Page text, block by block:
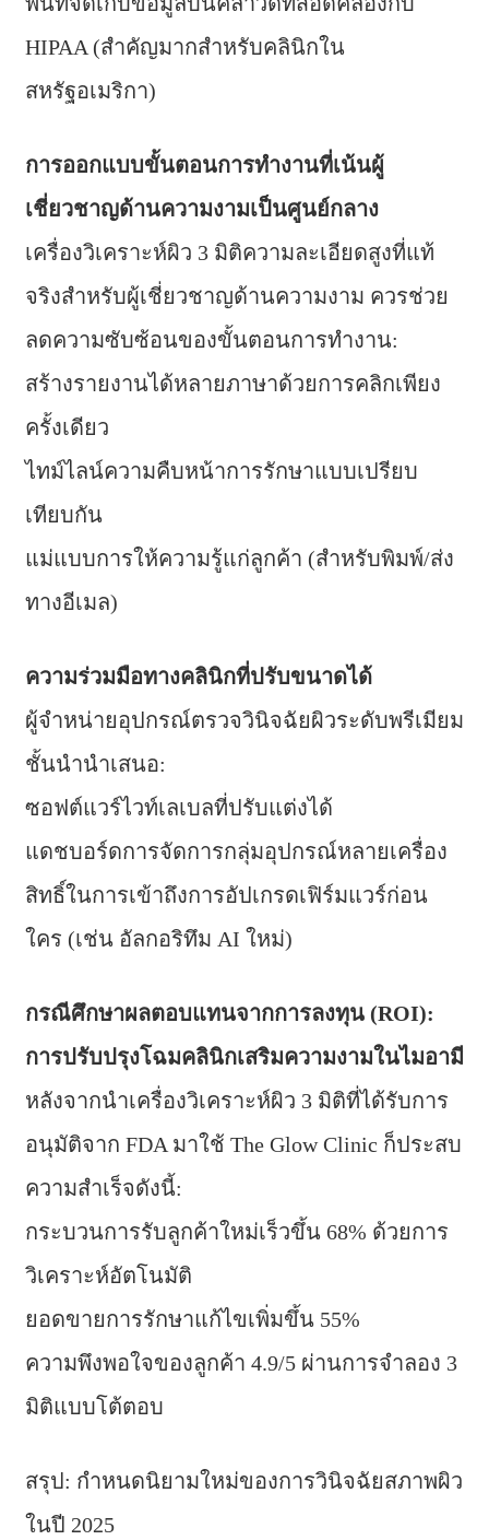
HIPAA (สำคัญมากสำหรับคลินิกใน
สหรัฐอเมริกา)
การออกแบบขั้นตอนการทำงานที่เน้นผู้
เชี่ยวชาญด้านความงามเป็นศูนย์กลาง
เครื่องวิเคราะห์ผิว 3 มิติความละเอียดสูงที่แท้
จริงสำหรับผู้เชี่ยวชาญด้านความงาม ควรช่วย
ลดความซับซ้อนของขั้นตอนการทำงาน:
สร้างรายงานได้หลายภาษาด้วยการคลิกเพียง
ครั้งเดียว
ไทม์ไลน์ความคืบหน้าการรักษาแบบเปรียบ
เทียบกัน
แม่แบบการให้ความรู้แก่ลูกค้า (สำหรับพิมพ์/ส่ง
ทางอีเมล)
ความร่วมมือทางคลินิกที่ปรับขนาดได้
ผู้จำหน่ายอุปกรณ์ตรวจวินิจฉัยผิวระดับพรีเมียม
ชั้นนำนำเสนอ:
ซอฟต์แวร์ไวท์เลเบลที่ปรับแต่งได้
แดชบอร์ดการจัดการกลุ่มอุปกรณ์หลายเครื่อง
สิทธิ์ในการเข้าถึงการอัปเกรดเฟิร์มแวร์ก่อน
ใคร (เช่น อัลกอริทึม AI ใหม่)
กรณีศึกษาผลตอบแทนจากการลงทุน (ROI):
การปรับปรุงโฉมคลินิกเสริมความงามในไมอามี
หลังจากนำเครื่องวิเคราะห์ผิว 3 มิติที่ได้รับการ
อนุมัติจาก FDA มาใช้ The Glow Clinic ก็ประสบ
ความสำเร็จดังนี้:
กระบวนการรับลูกค้าใหม่เร็วขึ้น 68% ด้วยการ
วิเคราะห์อัตโนมัติ
ยอดขายการรักษาแก้ไขเพิ่มขึ้น 55%
ความพึงพอใจของลูกค้า 4.9/5 ผ่านการจำลอง 3
มิติแบบโต้ตอบ
สรุป: กำหนดนิยามใหม่ของการวินิจฉัยสภาพผิว
ในปี 2025